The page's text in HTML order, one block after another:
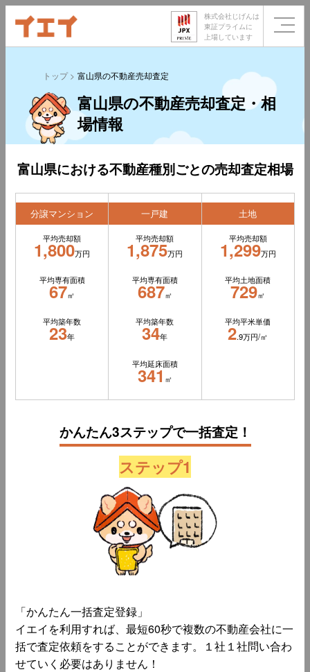
株式会社じげんは
東証プライムに
上場しています
トップ 富山県の不動産売却査定
富山県の不動産売却査定・相
場情報
富山県における不動産種別ごとの売却査定相場
分譲マンション
平均売却額
1,800万円
平均専有面積
67㎡
平均築年数
23年
一戸建
平均売却額
1,875万円
平均専有面積
687㎡
平均築年数
34年
平均延床面積
341㎡
土地
平均売却額
1,299万円
平均土地面積
729㎡
平均平米単価
2.9万円/㎡
かんたん3ステップで一括査定！
ステップ1
「かんたん一括査定登録」
イエイを利用すれば、最短60秒で複数の不動産会社に一
括で査定依頼をすることができます。１社１社問い合わ
せていく必要はありません！